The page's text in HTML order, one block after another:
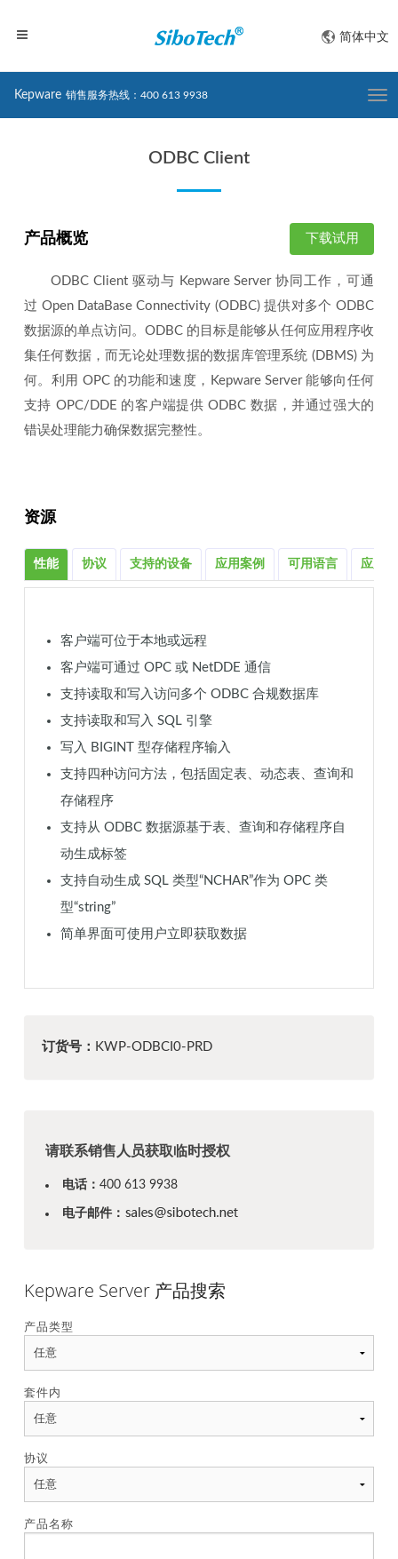
简体中文
Kepware 销售服务热线：400 613 9938
ODBC Client
产品概览 下载试用
ODBC Client 驱动与 Kepware Server 协同工作，可通
过 Open DataBase Connectivity (ODBC) 提供对多个 ODBC
数据源的单点访问。ODBC 的目标是能够从任何应用程序收
集任何数据，而无论处理数据的数据库管理系统 (DBMS) 为
何。利用 OPC 的功能和速度，Kepware Server 能够向任何
支持 OPC/DDE 的客户端提供 ODBC 数据，并通过强大的
错误处理能力确保数据完整性。
资源
性能 协议 支持的设备 应用案例 可用语言 应用
客户端可位于本地或远程
客户端可通过 OPC 或 NetDDE 通信
支持读取和写入访问多个 ODBC 合规数据库
支持读取和写入 SQL 引擎
写入 BIGINT 型存储程序输入
支持四种访问方法，包括固定表、动态表、查询和
存储程序
支持从 ODBC 数据源基于表、查询和存储程序自
动生成标签
支持自动生成 SQL 类型“NCHAR”作为 OPC 类
型“string”
简单界面可使用户立即获取数据
订货号： KWP-ODBCI0-PRD
请联系销售人员获取临时授权
电话： 400 613 9938
电子邮件：
Kepware Server 产品搜索
产品类型
套件内
协议
产品名称